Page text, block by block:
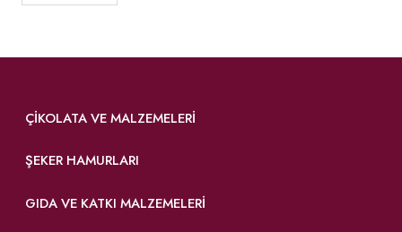
ÇIKOLATA VE MALZEMELERI
ŞEKER HAMURLARI
GIDA VE KATKI MALZEMELERI